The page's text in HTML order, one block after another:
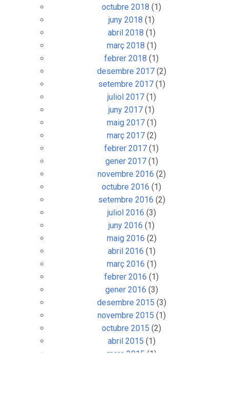
octubre 2018 (1)
juny 2018 (1)
abril 2018 (1)
març 2018 (1)
febrer 2018 (1)
desembre 2017(2)
setembre 2017(1)
juliol 2017(1)
juny 2017 (1)
maig 2017(1)
març 2017(2)
febrer 2017 (1)
gener 2017(1)
novembre 2016 (2)
octubre 2016 (1)
setembre 2016 (2)
juliol 2016 (3)
juny 2016 (1)
maig 2016 (2)
abril 2016 (1)
març 2016 (1)
febrer 2016 (1)
gener 2016 (3)
desembre 2015 (3)
novembre 2015 (1)
octubre 2015 (2)
abril 2015 (1)
març 2015 (1)